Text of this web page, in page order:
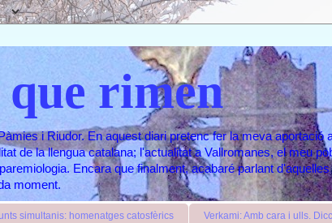
que rimen
i Riudor. En aquest diari pretenc fer la meva aportació
de la llengua catalana; l'actualitat a Vallromanes, el meu
Encara que finalment, acabaré parlant
moment.
simultanis: homenatges catosfèrics Verkami: Amb cara i ulls.